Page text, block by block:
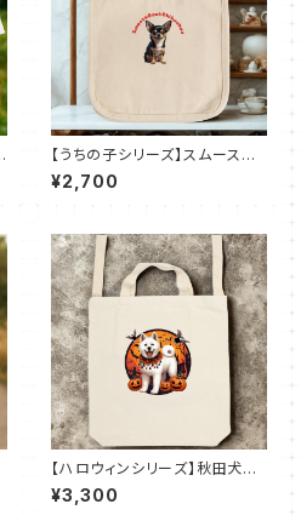
【うちの子シリーズ】スムースコ
ートチワワ【ブラックタン】ロコト
ート（Ｓ）
¥2,700
【ハロウィンシリーズ】秋田犬｜
厚手キャンバスショルダートート
¥3,300